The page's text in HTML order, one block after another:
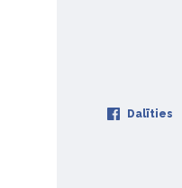
Dalīties